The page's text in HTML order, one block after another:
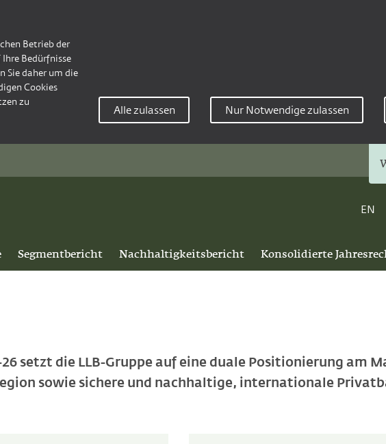
Betrieb der
Bedürfnisse
Sie daher um die
Cookies
zu
Alle zulassen Nur Notwendige zulassen
EN
Segmentbericht Nachhaltigkeitsbericht Konsolidierte
setzt die LLB-Gruppe auf eine duale Positionierung am
sowie sichere und nachhaltige, internationale